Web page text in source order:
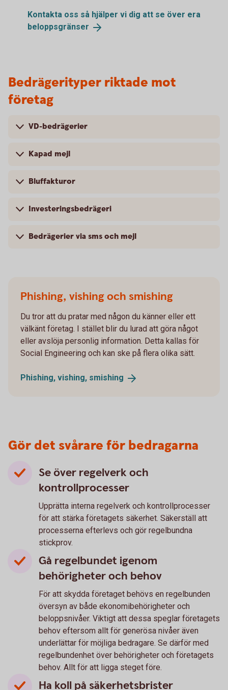
Kontakta oss så hjälper vi dig att se över era
beloppsgränser
Bedrägerityper riktade mot
företag
VD-bedrägerier
Kapad mejl
Bluffakturor
Investeringsbedrägeri
Bedrägerier via sms och mejl
Phishing, vishing och smishing
Du tror att du pratar med någon du känner eller ett
välkänt företag. I stället blir du lurad att göra något
eller avslöja personlig information. Detta kallas för
Social Engineering och kan ske på flera olika sätt.
Phishing, vishing, smishing
Gör det svårare för bedragarna
Se över regelverk och
kontrollprocesser
Upprätta interna regelverk och kontrollprocesser
för att stärka företagets säkerhet. Säkerställ att
processerna efterlevs och gör regelbundna
stickprov.
Gå regelbundet igenom
behörigheter och behov
För att skydda företaget behövs en regelbunden
översyn av både ekonomibehörigheter och
beloppsnivåer. Viktigt att dessa speglar företagets
behov eftersom allt för generösa nivåer även
underlättar för möjliga bedragare. Se därför med
regelbundenhet över behörigheter och företagets
behov. Allt för att ligga steget före.
Ha koll på säkerhetsbrister